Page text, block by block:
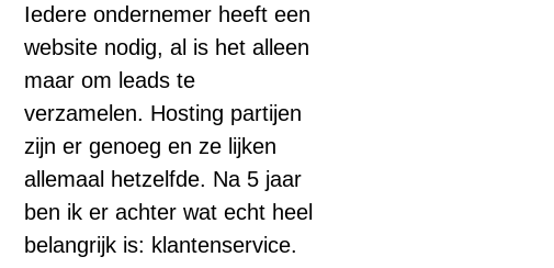
Iedere ondernemer heeft een
website nodig, al is het alleen
maar om leads te
verzamelen. Hosting partijen
zijn er genoeg en ze lijken
allemaal hetzelfde. Na 5 jaar
ben ik er achter wat echt heel
belangrijk is: klantenservice.